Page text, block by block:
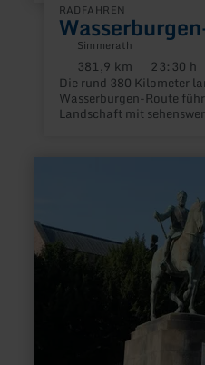
RADFAHREN
Simmerath
Distanz:
381,9 km Dauer:
23:30 h
Die rund 380 Kilometer
Wasserburgen-Route
Landschaft mit
Kaiser
Friedrichs
III